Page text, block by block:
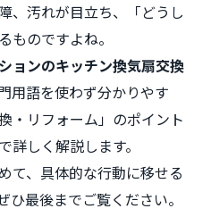
、汚れが目立ち、「どうし
ものですよね。
ョンのキッチン換気扇交換
用語を使わず分かりやす
・リフォーム」のポイント
詳しく解説します。
て、具体的な行動に移せる
最後までご覧ください。